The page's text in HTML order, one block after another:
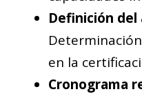
Definición del
en la
Cronograma